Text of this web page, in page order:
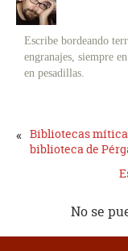
Escribe bordeando
engranajes, siempre
en pesadillas.
« Bibliotecas
biblioteca de
No se